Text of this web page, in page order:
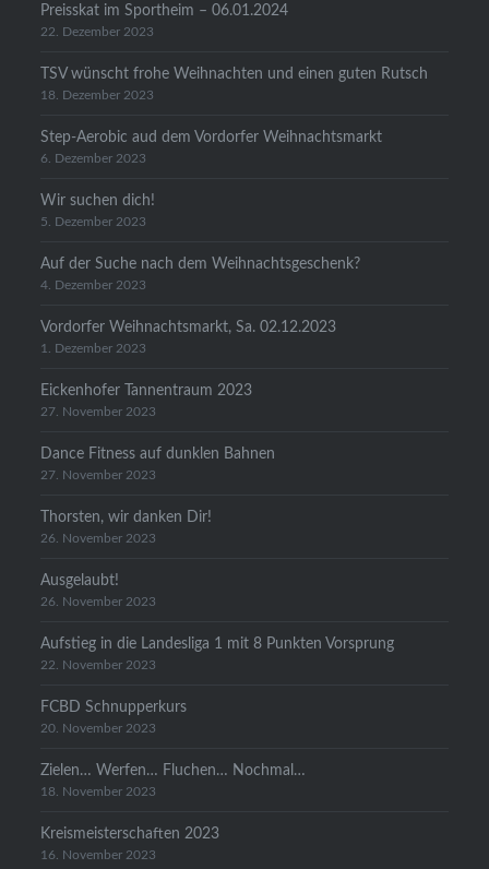
Preisskat im Sportheim – 06.01.2024
22. Dezember 2023
TSV wünscht frohe Weihnachten und einen guten Rutsch
18. Dezember 2023
Step-Aerobic aud dem Vordorfer Weihnachtsmarkt
6. Dezember 2023
Wir suchen dich!
5. Dezember 2023
Auf der Suche nach dem Weihnachtsgeschenk?
4. Dezember 2023
Vordorfer Weihnachtsmarkt, Sa. 02.12.2023
1. Dezember 2023
Eickenhofer Tannentraum 2023
27. November 2023
Dance Fitness auf dunklen Bahnen
27. November 2023
Thorsten, wir danken Dir!
26. November 2023
Ausgelaubt!
26. November 2023
Aufstieg in die Landesliga 1 mit 8 Punkten Vorsprung
22. November 2023
FCBD Schnupperkurs
20. November 2023
Zielen… Werfen… Fluchen… Nochmal…
18. November 2023
Kreismeisterschaften 2023
16. November 2023